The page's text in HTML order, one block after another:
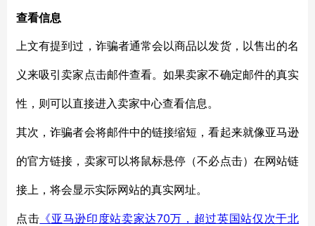
查看信息
上文有提到过，诈骗者通常会以商品以发货，以售出的名
义来吸引卖家点击邮件查看。如果卖家不确定邮件的真实
性，则可以直接进入卖家中心查看信息。
其次，诈骗者会将邮件中的链接缩短，看起来就像亚马逊
的官方链接，卖家可以将鼠标悬停（不必点击）在网站链
接上，将会显示实际网站的真实网址。
点击 《亚马逊印度站卖家达70万，超过英国站仅次于北